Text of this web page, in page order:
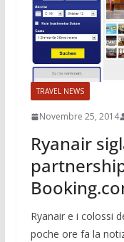
TRAVEL NEWS
Novembre 25, 2014
Ryanair
Ryanair e i colossi
poche ore fa la